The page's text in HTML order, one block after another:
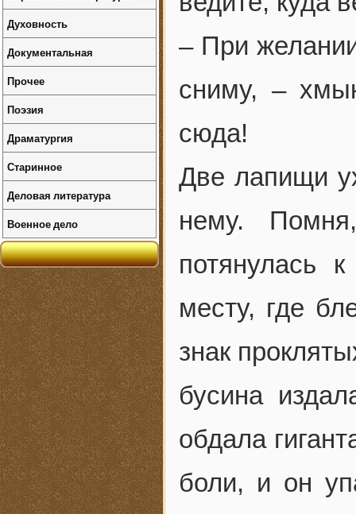
– При
сниму, –
сюда!
Две лапищи
нему.
потянулась
месту, где
знак
бусина
обдала
боли, и он
Духовность
Документальная
Прочее
Поэзия
Драматургия
Старинное
Деловая литература
Военное дело